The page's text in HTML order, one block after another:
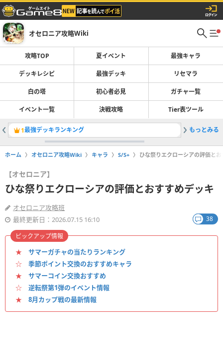
オセロニア攻略Wiki
攻略TOP 夏イベント 最強キャラ
デッキレシピ 最強デッキ リセマラ
白の塔 初心者必見 ガチャ一覧
イベント一覧 決戦攻略 Tier表ツール
1最強デッキランキング 2
もっとみる
ホーム オセロニア攻略Wiki キャラ S/S+ ひな祭りエクローシアの評価と
【オセロニア】
ひな祭りエクローシアの評価とおすすめデッキ
オセロニア攻略班
最終更新日：2026.07.15 16:10
38
★ サマーガチャの当たりランキング
☆ 季節ポイント交換のおすすめキャラ
★ サマーコイン交換おすすめ
☆ 逆転祭第1弾のイベント情報
★ 8月カップ戦の最新情報
ピックアップ情報